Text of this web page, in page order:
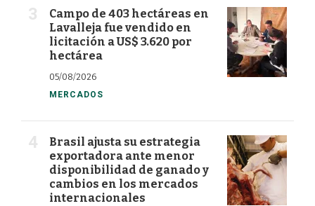
Campo de 403 hectáreas en
Lavalleja fue vendido en
licitación a US$ 3.620 por
hectárea
05/08/2026
MERCADOS
Brasil ajusta su estrategia
exportadora ante menor
disponibilidad de ganado y
cambios en los mercados
internacionales